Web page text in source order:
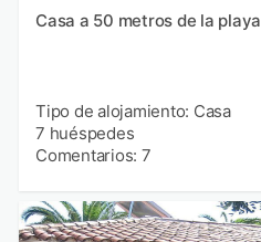
Casa a 50 metros de la playa
Tipo de alojamiento: Casa
7 huéspedes
Comentarios: 7